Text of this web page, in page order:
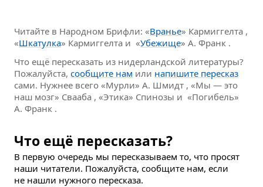
Читайте в Народном Брифли: «Вранье» Кармиггелта ,
«Шкатулка» Кармиггелта и «Убежище» А. Франк .
Что ещё пересказать из нидерландской литературы?
Пожалуйста, сообщите нам или напишите пересказ
сами. Нужнее всего «Мурли» А. Шмидт , «Мы — это
наш мозг» Свааба , «Этика» Спинозы и «Погибель»
А. Франк .
Что ещё пересказать?
В первую очередь мы пересказываем то, что просят
наши читатели. Пожалуйста, сообщите нам, если
не нашли нужного пересказа.